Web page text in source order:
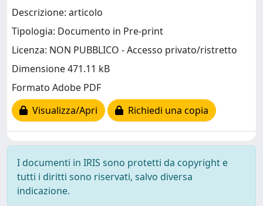
Descrizione: articolo
Tipologia: Documento in Pre-print
Licenza: NON PUBBLICO - Accesso privato/ristretto
Dimensione 471.11 kB
Formato Adobe PDF
Visualizza/Apri
Richiedi una copia
I documenti in IRIS sono protetti da copyright e
tutti i diritti sono riservati, salvo diversa
indicazione.